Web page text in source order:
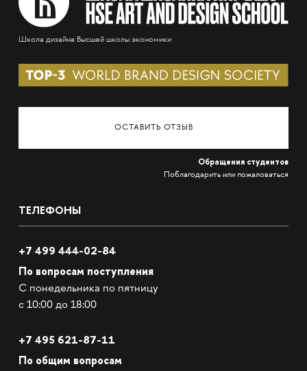
Школа дизайна Высшей школы экономики
ОСТАВИТЬ ОТЗЫВ
Обращения студентов
Поблагодарить или пожаловаться
ТЕЛЕФОНЫ
+7 499 444-02-84
По вопросам поступления
С понедельника по пятницу
с 10:00 до 18:00
+7 495 621-87-11
По общим вопросам